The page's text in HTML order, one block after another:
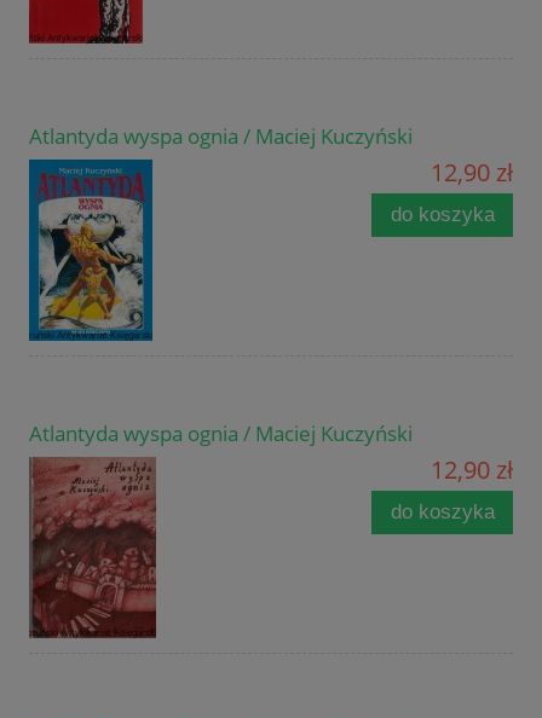
Atlantyda wyspa ognia / Maciej Kuczyński
12,90 zł
do koszyka
Atlantyda wyspa ognia / Maciej Kuczyński
12,90 zł
do koszyka